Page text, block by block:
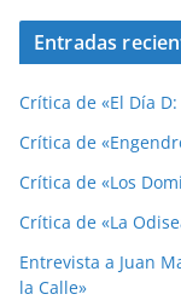
Entradas
Crítica de «El Día
Crítica de
Crítica de «Los
Crítica de «La
Entrevista a Juan
la Calle»